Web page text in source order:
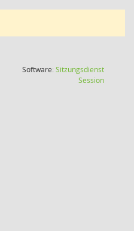
Software:Sitzungsdienst
Session(Wird in